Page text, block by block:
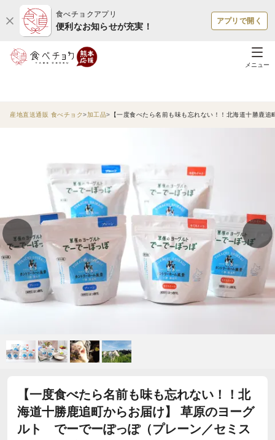
食べチョクアプリ
便利なお知らせが充実！
アプリで開く
メニュー
産地直送通販 食べチョク 加工品 【一度食べたら名前も味も忘れない！！北海道十勝鹿
【一度食べたら名前も味も忘れない！！北
海道十勝鹿追町からお届け】 草原のヨーグ
ルト でーでーぽっぽ（プレーン／セミス